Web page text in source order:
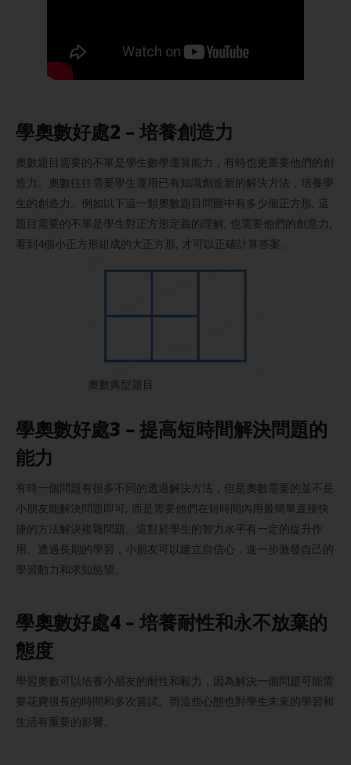
學奧數好處2 – 培養創造力
奧數題目需要的不單是學生數學運算能力，有時也更重要他們的創
造力。奧數往往需要學生運用已有知識創造新的解決方法，培養學
生的創造力。例如以下這一類奧數題目問圖中有多少個正方形, 這
題目需要的不單是學生對正方形定義的理解, 也需要他們的創意力,
看到4個小正方形組成的大正方形, 才可以正確計算答案。
奧數典型題目
學奧數好處3 – 提高短時間解決問題的
能力
有時一個問題有很多不同的透過解決方法，但是奧數需要的並不是
小朋友能解決問題即可, 而是需要他們在短時間內用最簡單直接快
捷的方法解決複雜問題。這對於學生的智力水平有一定的提升作
用。透過長期的學習，小朋友可以建立自信心，進一步激發自己的
學習動力和求知慾望。
學奧數好處4 – 培養耐性和永不放棄的
態度
學習奧數可以培養小朋友的耐性和毅力，因為解決一個問題可能需
要花費很長的時間和多次嘗試。而這些心態也對學生未來的學習和
生活有重要的影響。